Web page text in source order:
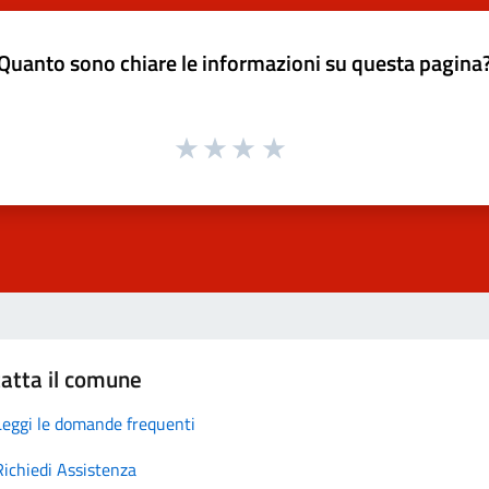
sono chiare le informazioni su questa
il comune
le domande frequenti
Assistenza